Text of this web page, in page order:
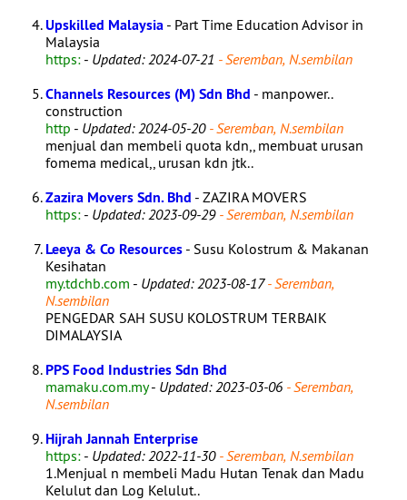
Upskilled Malaysia - Part Time Education Advisor in
Malaysia
https: - Updated: 2024-07-21 - Seremban, N.sembilan
Channels Resources (M) Sdn Bhd - manpower..
construction
http - Updated: 2024-05-20- Seremban, N.sembilan
menjual dan membeli quota kdn,, membuat urusan
fomema medical,, urusan kdn jtk..
Zazira Movers Sdn. Bhd - ZAZIRA MOVERS
https: - Updated: 2023-09-29- Seremban, N.sembilan
Leeya & Co Resources - Susu Kolostrum & Makanan
Kesihatan
my.tdchb.com - Updated: 2023-08-17- Seremban,
N.sembilan
PENGEDAR SAH SUSU KOLOSTRUM TERBAIK
DIMALAYSIA
PPS Food Industries Sdn Bhd
mamaku.com.my- Updated: 2023-03-06 - Seremban,
N.sembilan
Hijrah Jannah Enterprise
https: - Updated: 2022-11-30- Seremban, N.sembilan
1.Menjual n membeli Madu Hutan Tenak dan Madu
Kelulut dan Log Kelulut..